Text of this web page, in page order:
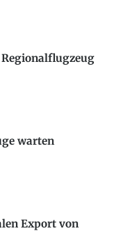
warten
Export von